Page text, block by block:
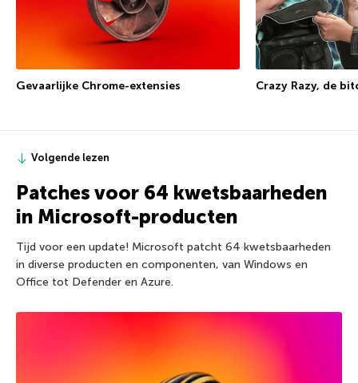
Gevaarlijke Chrome-extensies Crazy Razy, de
Volgende lezen
Patches voor 64 kwetsbaarheden
in Microsoft-producten
Tijd voor een update! Microsoft patcht 64 kwetsbaarheden
in diverse producten en componenten, van Windows en
Office tot Defender en Azure.